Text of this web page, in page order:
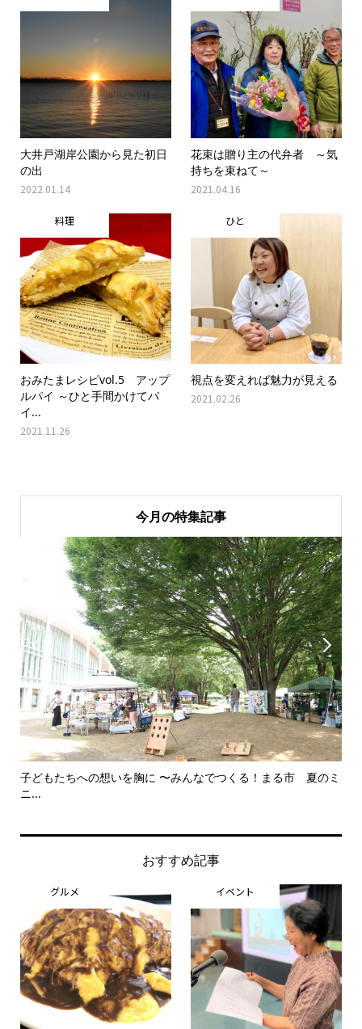
大井戸湖岸公園から見た初日
の出
2022.01.14
花束は贈り主の代弁者 ～気
持ちを束ねて～
2021.04.16
料理
おみたまレシピvol.5 アップ
ルパイ ～ひと手間かけてパ
イ...
2021.11.26
ひと
視点を変えれば魅力が見える
2021.02.26
今月の特集記事

子どもたちへの想いを胸に 〜みんなでつくる！まる市 夏のミ
ニ...

おすすめ記事
グルメ イベント